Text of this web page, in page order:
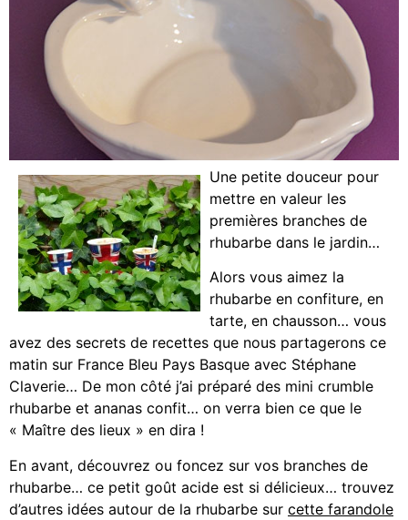
Une petite douceur pour
mettre en valeur les
premières branches de
rhubarbe dans le jardin…
Alors vous aimez la
rhubarbe en confiture, en
tarte, en chausson… vous
avez des secrets de recettes que nous partagerons ce
matin sur France Bleu Pays Basque avec Stéphane
Claverie… De mon côté j’ai préparé des mini crumble
rhubarbe et ananas confit… on verra bien ce que le
« Maître des lieux » en dira !
En avant, découvrez ou foncez sur vos branches de
rhubarbe… ce petit goût acide est si délicieux… trouvez
d’autres idées autour de la rhubarbe sur cette farandole